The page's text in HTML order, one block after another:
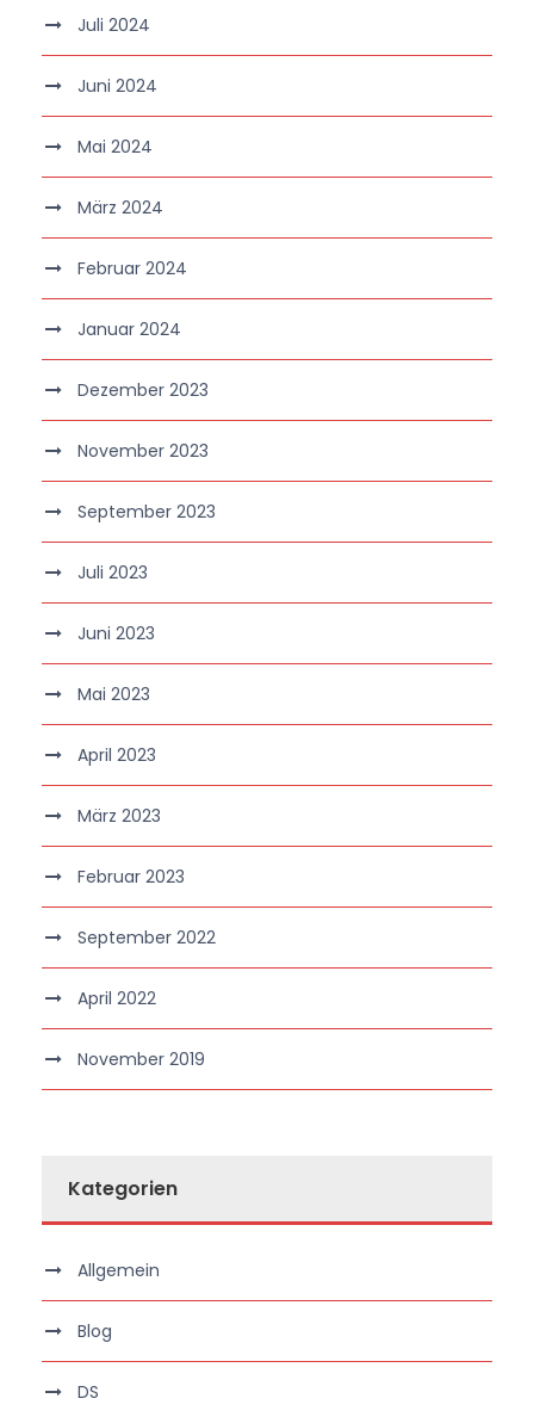
Juli 2024
Juni 2024
Mai 2024
März 2024
Februar 2024
Januar 2024
Dezember 2023
November 2023
September 2023
Juli 2023
Juni 2023
Mai 2023
April 2023
März 2023
Februar 2023
September 2022
April 2022
November 2019
Kategorien
Allgemein
Blog
DS